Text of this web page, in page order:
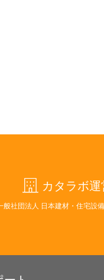
カタラボ運
般社団法人 日本建材・住宅設